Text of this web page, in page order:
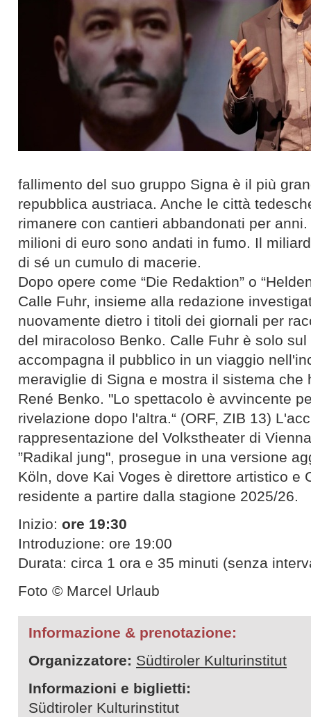
fallimento del suo gruppo Signa è il più
repubblica austriaca. Anche le città
rimanere con cantieri abbandonati per
milioni di euro sono andati in fumo. Il
di sé un cumulo di macerie.
Dopo opere come “Die Redaktion” o
Calle Fuhr, insieme alla redazione
nuovamente dietro i titoli dei giornali per
del miracoloso Benko. Calle Fuhr è solo
accompagna il pubblico in un viaggio
meraviglie di Signa e mostra il sistema
René Benko. "Lo spettacolo è avvincente
rivelazione dopo l'altra.“ (ORF, ZIB 13)
rappresentazione del Volkstheater di
”Radikal jung", prosegue in una versione
Köln, dove Kai Voges è direttore artistico e
residente a partire dalla stagione 2025/26.
Inizio: ore 19:30
Introduzione: ore 19:00
Durata: circa 1 ora e 35 minuti (senza
Foto © Marcel Urlaub
Informazione & prenotazione:
Organizzatore: Südtiroler Kulturinstitut
Informazioni e biglietti:
Südtiroler Kulturinstitut